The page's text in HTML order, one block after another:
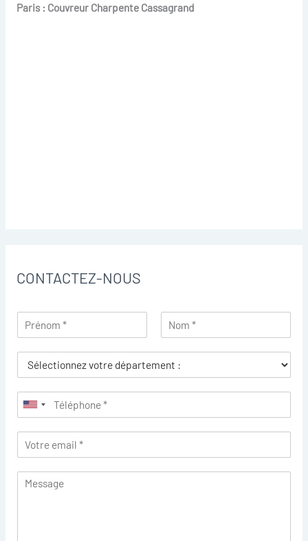
Paris : Couvreur Charpente Cassagrand
CONTACTEZ-NOUS